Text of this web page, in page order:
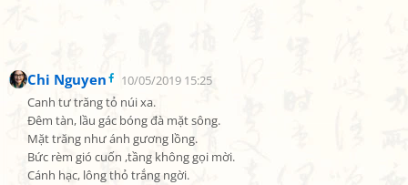
Chi Nguyen
10/05/2019 15:25
Canh tư trăng tỏ núi xa.
Đêm tàn, lầu gác bóng đà mặt sông.
Mặt trăng như ánh gương lồng.
Bức rèm gió cuốn ,tầng không gọi mời.
Cánh hạc, lông thỏ trắng ngời.